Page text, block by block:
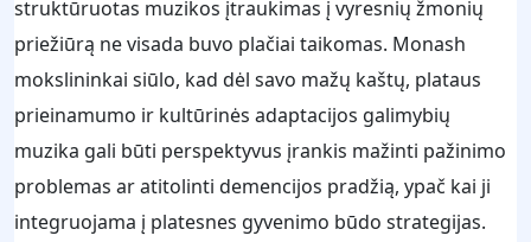
struktūruotas muzikos įtraukimas į vyresnių žmonių
priežiūrą ne visada buvo plačiai taikomas. Monash
mokslininkai siūlo, kad dėl savo mažų kaštų, plataus
prieinamumo ir kultūrinės adaptacijos galimybių
muzika gali būti perspektyvus įrankis mažinti pažinimo
problemas ar atitolinti demencijos pradžią, ypač kai ji
integruojama į platesnes gyvenimo būdo strategijas.